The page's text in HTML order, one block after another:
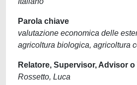
Parola chiave
valutazione economica delle
agricoltura biologica, agricoltura
Relatore, Supervisor, Advisor o
Rossetto, Luca